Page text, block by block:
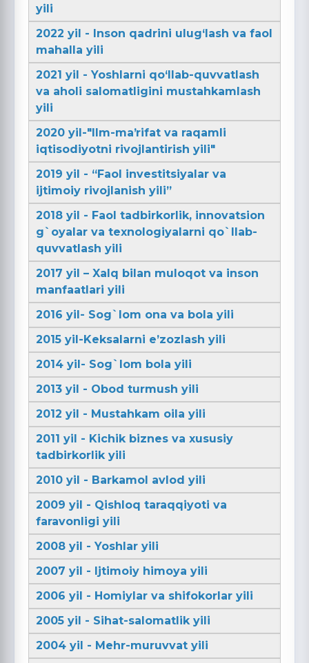
yili
2022 yil - Inson qadrini ulug‘lash va faol
mahalla yili
2021 yil - Yoshlarni qo‘llab-quvvatlash
va aholi salomatligini mustahkamlash
yili
2020 yil-"Ilm-maʼrifat va raqamli
iqtisodiyotni rivojlantirish yili"
2019 yil - “Faol investitsiyalar va
ijtimoiy rivojlanish yili”
2018 yil - Faol tadbirkorlik, innovatsion
g`oyalar va texnologiyalarni qo`llab-
quvvatlash yili
2017 yil – Xalq bilan muloqot va inson
manfaatlari yili
2016 yil- Sog`lom ona va bola yili
2015 yil-Keksalarni e’zozlash yili
2014 yil- Sog`lom bola yili
2013 yil - Obod turmush yili
2012 yil - Mustahkam oila yili
2011 yil - Kichik biznes va xususiy
tadbirkorlik yili
2010 yil - Barkamol avlod yili
2009 yil - Qishloq taraqqiyoti va
faravonligi yili
2008 yil - Yoshlar yili
2007 yil - Ijtimoiy himoya yili
2006 yil - Homiylar va shifokorlar yili
2005 yil - Sihat-salomatlik yili
2004 yil - Mehr-muruvvat yili